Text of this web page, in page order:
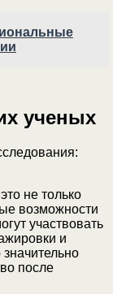
ученых
не только
возможности
участвовать
и
после